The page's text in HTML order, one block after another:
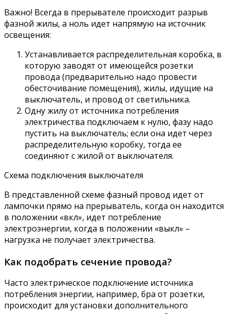
Важно! Всегда в прерывателе происходит разрыв
фазной жилы, а ноль идет напрямую на источник
освещения:
Устанавливается распределительная коробка, в
которую заводят от имеющейся розетки
провода (предварительно надо провести
обесточивание помещения), жилы, идущие на
выключатель, и провод от светильника.
Одну жилу от источника потребления
электричества подключаем к нулю, фазу надо
пустить на выключатель; если она идет через
распределительную коробку, тогда ее
соединяют с жилой от выключателя.
Схема подключения выключателя
В представленной схеме фазный провод идет от
лампочки прямо на прерыватель, когда он находится
в положении «вкл», идет потребление
электроэнергии, когда в положении «выкл» –
нагрузка не получает электричества.
Как подобрать сечение провода?
Часто электрическое подключение источника
потребления энергии, например, бра от розетки,
происходит для установки дополнительного